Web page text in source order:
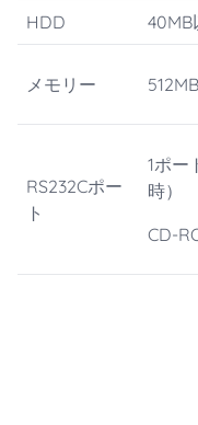
HDD
メモリー
RS232Cポー
ト
1ポー
時）
CD-